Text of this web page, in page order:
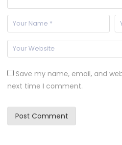
Save my name, email, and
next time I comment.